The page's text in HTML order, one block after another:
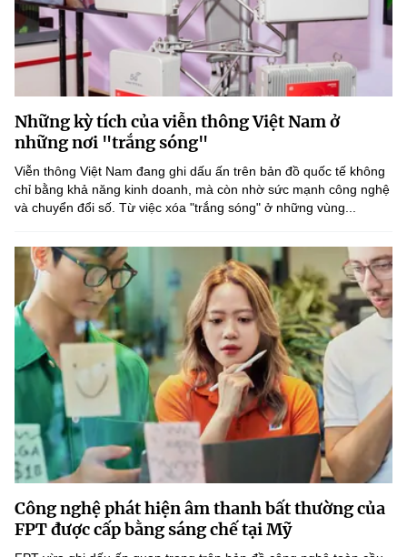
Những kỳ tích của viễn thông Việt Nam ở
những nơi "trắng sóng"
Viễn thông Việt Nam đang ghi dấu ấn trên bản đồ quốc tế không
chỉ bằng khả năng kinh doanh, mà còn nhờ sức mạnh công nghệ
và chuyển đổi số. Từ việc xóa "trắng sóng" ở những vùng...
Công nghệ phát hiện âm thanh bất thường của
FPT được cấp bằng sáng chế tại Mỹ